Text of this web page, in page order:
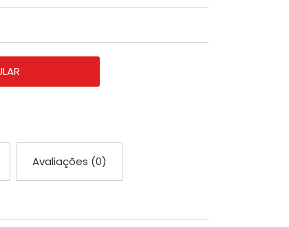
Avaliações (0)